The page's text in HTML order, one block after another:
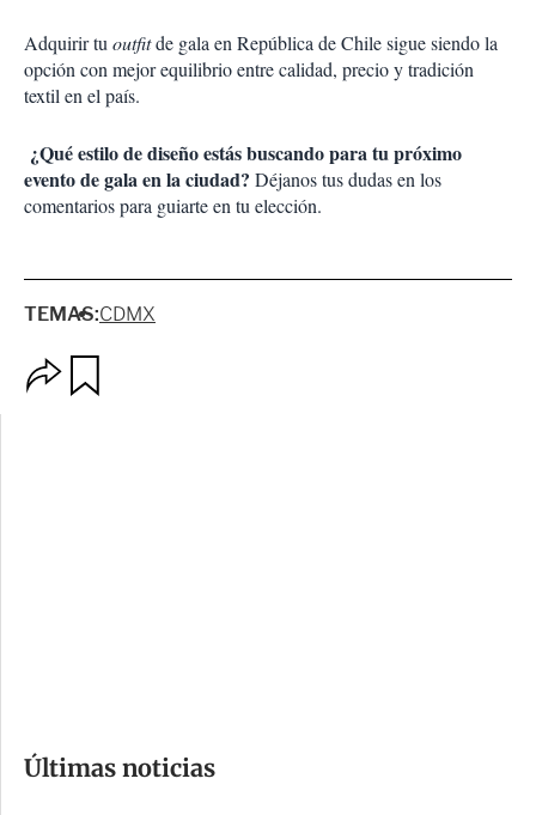
Adquirir tuoutfitde gala en República de Chile sigue siendo la
opción con mejor equilibrio entre calidad, precio y tradición
textil en el país.
¿Qué estilo de diseño estás buscando para tu próximo
evento de gala en la ciudad? Déjanos tus dudas en los
comentarios para guiarte en tu elección.
TEMAS:CDMX
m
Últimas noticias